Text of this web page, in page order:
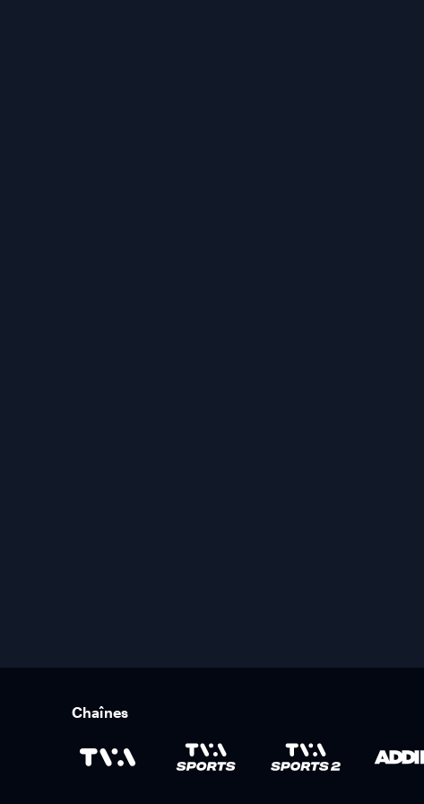
Chaînes